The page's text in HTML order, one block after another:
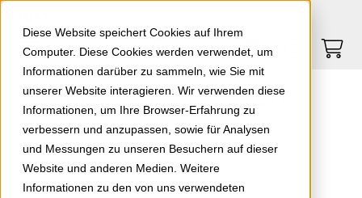
Diese Website speichert Cookies auf Ihrem
Computer. Diese Cookies werden verwendet, um
Informationen darüber zu sammeln, wie Sie mit
unserer Website interagieren. Wir verwenden diese
Informationen, um Ihre Browser-Erfahrung zu
verbessern und anzupassen, sowie für Analysen
und Messungen zu unseren Besuchern auf dieser
Website und anderen Medien. Weitere
Informationen zu den von uns verwendeten
Springe zu Hauptinhalt Springe zum Footer
0
zurück zur Übersicht